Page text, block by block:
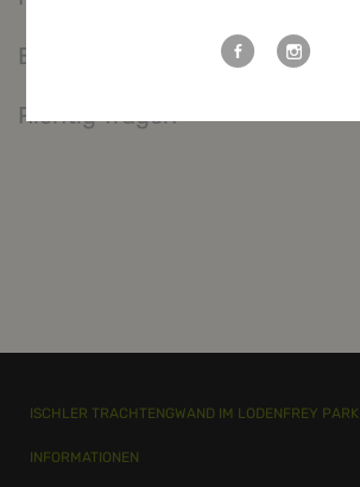
Bewertungen
Richtig Tragen
ISCHLER TRACHTENGWAND IM LODENFREY PARK
INFORMATIONEN